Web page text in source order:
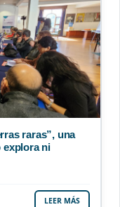
raras”, una
explora ni
LEER MÁS